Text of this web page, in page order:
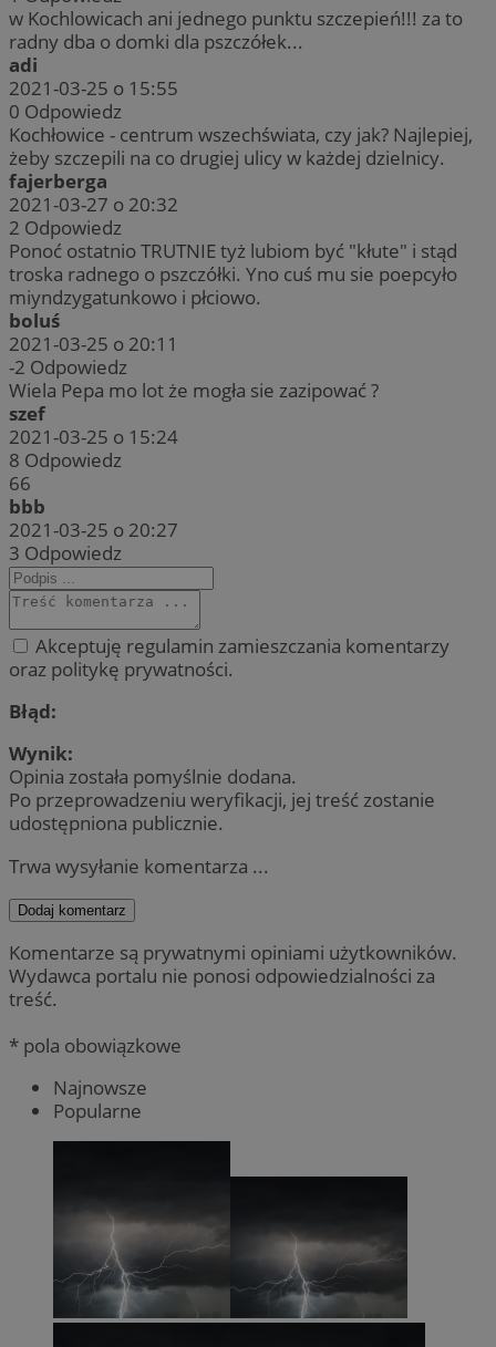
w Kochlowicach ani jednego punktu szczepień!!! za to
radny dba o domki dla pszczółek...
adi
2021-03-25 o 15:55
0 Odpowiedz
Kochłowice - centrum wszechświata, czy jak? Najlepiej,
żeby szczepili na co drugiej ulicy w każdej dzielnicy.
fajerberga
2021-03-27 o 20:32
2 Odpowiedz
Ponoć ostatnio TRUTNIE tyż lubiom być "kłute" i stąd
troska radnego o pszczółki. Yno cuś mu sie poepcyło
miyndzygatunkowo i płciowo.
boluś
2021-03-25 o 20:11
-2 Odpowiedz
Wiela Pepa mo lot że mogła sie zazipować ?
szef
2021-03-25 o 15:24
8 Odpowiedz
66
bbb
2021-03-25 o 20:27
3 Odpowiedz
Akceptuję regulamin zamieszczania komentarzy
oraz politykę prywatności.
Błąd:
Wynik:
Opinia została pomyślnie dodana.
Po przeprowadzeniu weryfikacji, jej treść zostanie
udostępniona publicznie.
Trwa wysyłanie komentarza ...
Dodaj komentarz
Komentarze są prywatnymi opiniami użytkowników.
Wydawca portalu nie ponosi odpowiedzialności za
treść.
* pola obowiązkowe
Najnowsze
Popularne